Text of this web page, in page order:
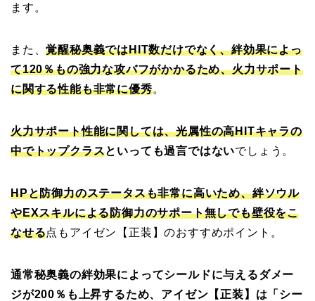
ます。
また、覚醒秘奥義ではHIT数だけでなく、絆効果によっ
て120％もの強力な攻バフがかかるため、火力サポート
に関する性能も非常に優秀。
火力サポート性能に関しては、光属性の高HITキャラの
中でトップクラスといっても過言ではないでしょう。
HPと防御力のステータスも非常に高いため、絆ソウル
やEXスキルによる防御力のサポート無しでも壁役をこ
なせる点もアイゼン【正装】のおすすめポイント。
通常秘奥義の絆効果によってシールドに与えるダメー
ジが200％も上昇するため、アイゼン【正装】は「シー